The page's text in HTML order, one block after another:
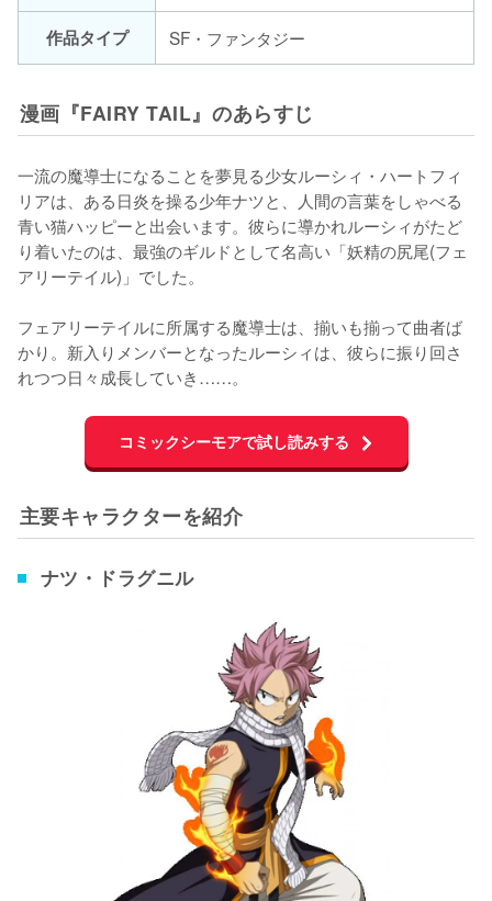
作品タイプ SF・ファンタジー
漫画『FAIRY TAIL』のあらすじ
一流の魔導士になることを夢見る少女ルーシィ・ハートフィ
リアは、ある日炎を操る少年ナツと、人間の言葉をしゃべる
青い猫ハッピーと出会います。彼らに導かれルーシィがたど
り着いたのは、最強のギルドとして名高い「妖精の尻尾(フェ
アリーテイル)」でした。
フェアリーテイルに所属する魔導士は、揃いも揃って曲者ば
かり。新入りメンバーとなったルーシィは、彼らに振り回さ
れつつ日々成長していき……。
コミックシーモアで試し読みする
主要キャラクターを紹介
ナツ・ドラグニル